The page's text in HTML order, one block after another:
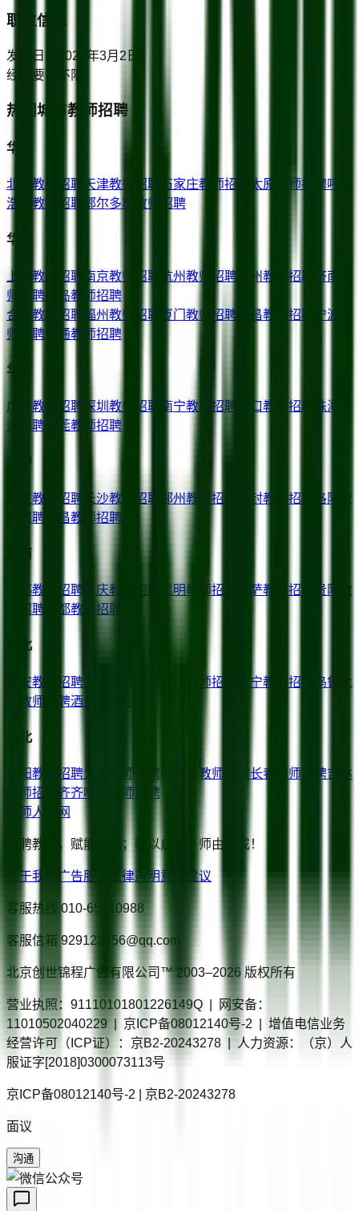
职位信息
发布日期
2026年3月2日
经验要求
不限
热门城市教师招聘
华北
北京 教师招聘 天津教师招聘 石家庄教师招聘 太原 教师招聘呼和
浩特 教师招聘 鄂尔多斯 教师招聘
华东
上海 教师招聘 南京教师招聘 杭州教师招聘 苏州教师招聘 济南
师招聘 青岛教师招聘
合肥 教师招聘 福州教师招聘 厦门 教师招聘 南昌教师招聘 宁波
师招聘 南通教师招聘
华南
广州 教师招聘 深圳 教师招聘 南宁教师招聘 海口教师招聘 珠海
师招聘
东莞教师招聘
华中
武汉教师招聘 长沙教师招聘 郑州教师招聘 开封教师招聘 洛阳
教
师招聘
宜昌教师招聘
西南
成都教师招聘 重庆教师招聘 昆明教师招聘 拉萨教师招聘 贵阳
教
师招聘
昌都教师招聘
西北
西安教师招聘 教师招聘 西宁教师招聘
乌鲁木
教师招聘酒泉 教师招聘
东北
沈阳教师招聘大连 教师招聘 教师招聘长春 教师招聘吉林
教师招聘
齐齐哈尔
教师招聘
教师人才网
智聘教师，赋能教育；教以启智，师由我成！
关于我们 广告服务 法律声明意见建议
客服热线 010-65510988
客服信箱 929123456@qq.com
北京创世锦程广告有限公司™ 2003–2026 版权所有
营业执照：91110101801226149Q | 网安备：
11010502040229 | 京ICP备08012140号-2 | 增值电信业务
经营许可（ICP证）：京B2-20243278 | 人力资源：（京）人
服证字[2018]0300073113号
京ICP备08012140号-2 | 京B2-20243278
面议
沟通